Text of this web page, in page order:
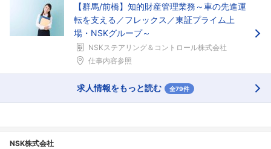
【群馬/前橋】知的財産管理業務～車の先進運
転を支える／フレックス／東証プライム上
場・NSKグループ～
NSKステアリング＆コントロール株式会社
仕事内容参照
求人情報をもっと読む 全79件
NSK株式会社